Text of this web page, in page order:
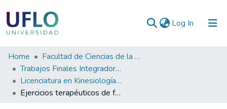
Log In (current)
Communities
&
Collections
Home
Facultad de Ciencias de la Salud
Trabajos Finales Integradores (TFI)
Licenciatura en Kinesiología y Fisiatría
Ejercicios terapéuticos de fortalecimiento para el dolor lumbar crónico y su relación con la satisfacción de pacientes en un centro kinesiológico de Neuquén capital en 2025